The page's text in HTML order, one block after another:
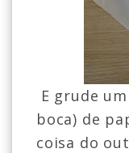
E grude
boca) de
coisa do